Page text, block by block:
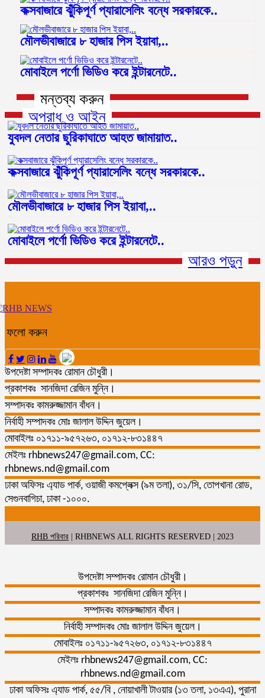
কক্সবাজারে ঝুঁকিপূর্ণ প্যারাসেলিং বন্ধে সরকারকে..
মৌলভীবাজারে ৮ হাজার পিস ইয়াবা,..
মোবাইলে পর্ণো ভিডিও করে ইন্টারনেটে..
মন্তব্য করুন
অপরাধ ও আইন
যুবদল নেতার ছুরিকাঘাতে আহত জামায়াত..
কক্সবাজারে ঝুঁকিপূর্ণ প্যারাসেলিং বন্ধে সরকারকে..
মৌলভীবাজারে ৮ হাজার পিস ইয়াবা,..
মোবাইলে পর্ণো ভিডিও করে ইন্টারনেটে..
আরও পড়ুন
ফলো করুন
উপদেষ্টা সম্পাদকঃ রোমান চৌধুরী।
প্রকাশকঃ সানজিদা রেজিন মুন্নি।
সম্পাদকঃ কামরুজ্জামান বাঁধন।
নির্বাহী সম্পাদকঃ মোঃ জালাল উদ্দিন জুয়েল।
মোবাইলঃ ০১৭১১-৯৫৭২৬৩, ০১৭১২-৮৩১৪৪৭
মেইলঃ rhbnews247@gmail.com, CC:
rhbnews.nd@gmail.com
ঢাকা অফিসঃ এ্যাড পার্ক, ওয়াজী কমপ্লেক্স (৯ম তলা), ৩১/সি, তোপখানা রোড,
সেগুনবাগিচা, ঢাকা -১০০০.
RHB পরিবার | RHBNEWS ALL RIGHTS RESERVED | 2023
উপদেষ্টা সম্পাদকঃ রোমান চৌধুরী।
প্রকাশকঃ সানজিদা রেজিন মুন্নি।
সম্পাদকঃ কামরুজ্জামান বাঁধন।
নির্বাহী সম্পাদকঃ মোঃ জালাল উদ্দিন জুয়েল।
মোবাইলঃ ০১৭১১-৯৫৭২৬৩, ০১৭১২-৮৩১৪৪৭
মেইলঃ rhbnews247@gmail.com, CC:
rhbnews.nd@gmail.com
ঢাকা অফিসঃ এ্যাড পার্ক, ৫৫/বি , নোয়াখালী টাওয়ার (১৩ তলা, ১৩এএ), পুরানা